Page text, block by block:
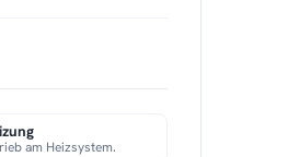
am Heizsystem.